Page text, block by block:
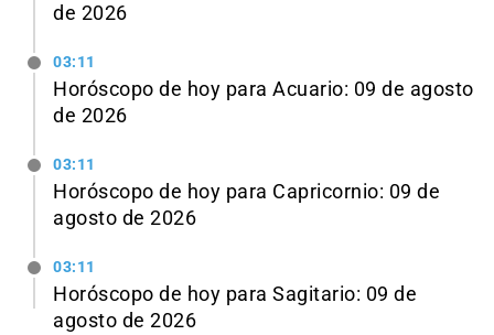
de 2026
03:11
Horóscopo de hoy para Acuario: 09 de agosto
de 2026
03:11
Horóscopo de hoy para Capricornio: 09 de
agosto de 2026
03:11
Horóscopo de hoy para Sagitario: 09 de
agosto de 2026